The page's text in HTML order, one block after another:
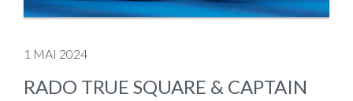
1 MAI 2024
RADO TRUE SQUARE & CAPTAIN